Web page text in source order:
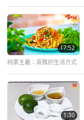
17:52
純素主義：高雅的生活方式
1:30